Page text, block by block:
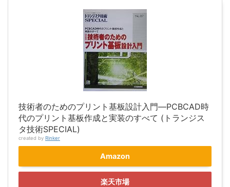
技術者のためのプリント基板設計入門―PCBCAD時
代のプリント基板作成と実装のすべて (トランジス
タ技術SPECIAL)
created by Rinker
Amazon
楽天市場